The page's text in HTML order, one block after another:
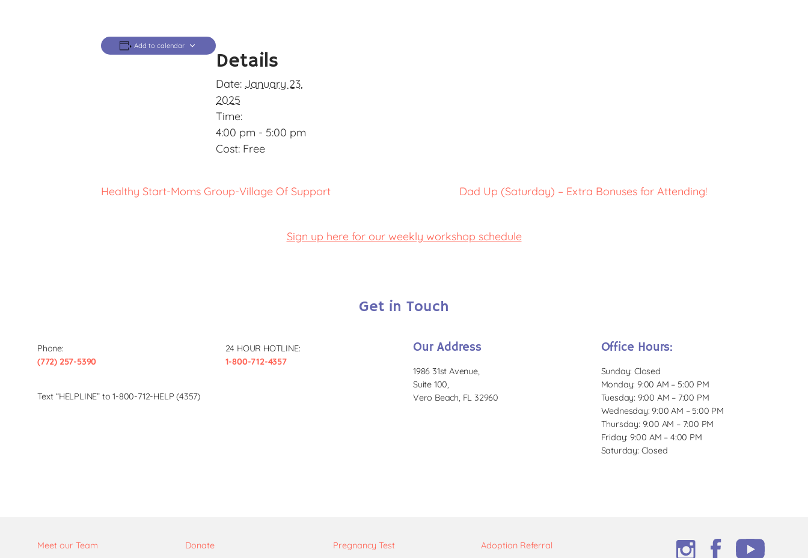
Add to calendar
Details
Date: January 23,
2025
Time:
4:00 pm - 5:00 pm
Cost: Free
Healthy Start-Moms Group-Village Of Support Dad Up (Saturday) – Extra Bonuses for Attending!
Sign up here for our weekly workshop schedule
Get in Touch
Phone:
(772) 257-5390
24 HOUR HOTLINE:
1-800-712-4357
Text “HELPLINE” to 1-800-712-HELP (4357)
Our Address
1986 31st Avenue,
Suite 100,
Vero Beach, FL 32960
Office Hours:
Sunday: Closed
Monday: 9:00 AM – 5:00 PM
Tuesday: 9:00 AM – 7:00 PM
Wednesday: 9:00 AM – 5:00 PM
Thursday: 9:00 AM – 7:00 PM
Friday: 9:00 AM – 4:00 PM
Saturday: Closed
Meet our Team Donate Pregnancy Test Adoption Referral